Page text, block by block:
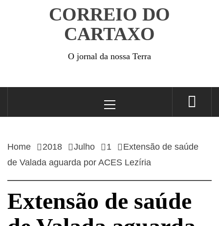
CORREIO DO
CARTAXO
O jornal da nossa Terra
Menu
Home 2018 Julho 1
Extensão de saúde
de Valada aguarda por ACES Lezíria
Extensão de saúde